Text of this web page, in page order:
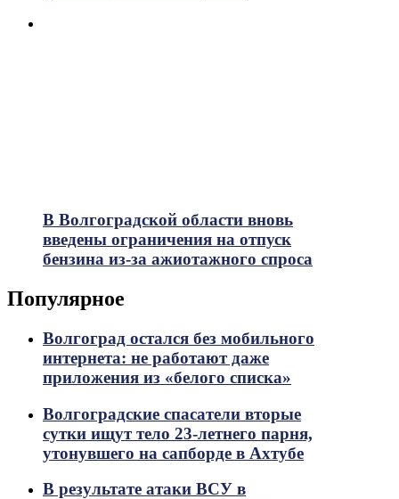
В Волгоградской области вновь
введены ограничения на отпуск
бензина из-за ажиотажного спроса
Популярное
Волгоград остался без мобильного
интернета: не работают даже
приложения из «белого списка»
Волгоградские спасатели вторые
сутки ищут тело 23-летнего парня,
утонувшего на сапборде в Ахтубе
В результате атаки ВСУ в